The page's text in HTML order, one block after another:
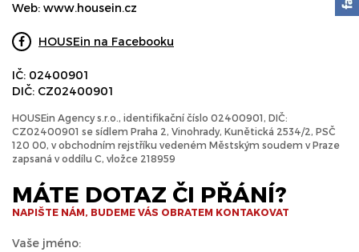
Web: www.housein.cz
HOUSEin na Facebooku
IČ: 02400901
DIČ: CZ02400901
HOUSEin Agency s.r.o., identifikační číslo 02400901, DIČ:
CZ02400901 se sídlem Praha 2, Vinohrady, Kunětická 2534/2, PSČ
120 00, v obchodním rejstříku vedeném Městským soudem v Praze
zapsaná v oddílu C, vložce 218959
MÁTE DOTAZ ČI PŘÁNÍ?
NAPIŠTE NÁM, BUDEME VÁS OBRATEM KONTAKOVAT
Vaše jméno: